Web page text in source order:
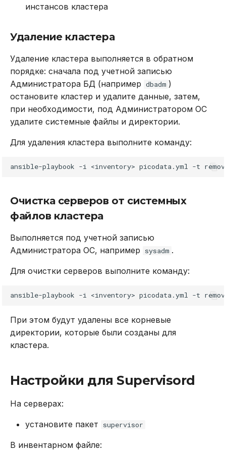
инстансов кластера
Удаление кластера
Удаление кластера выполняется в обратном
порядке: сначала под учетной записью
Администратора БД (например dbadm )
остановите кластер и удалите данные, затем,
при необходимости, под Администратором ОС
удалите системные файлы и директории.
Для удаления кластера выполните команду:
ansible-playbook -i <inventory> picodata.yml -t
Очистка серверов от системных
файлов кластера
Выполняется под учетной записью
Администратора ОС, например
sysadm .
Для очистки серверов выполните команду:
ansible-playbook -i <inventory> picodata.yml -t
При этом будут удалены все корневые
директории, которые были созданы для
кластера.
Настройки для Supervisord
На серверах:
установите пакет supervisor
В инвентарном файле: